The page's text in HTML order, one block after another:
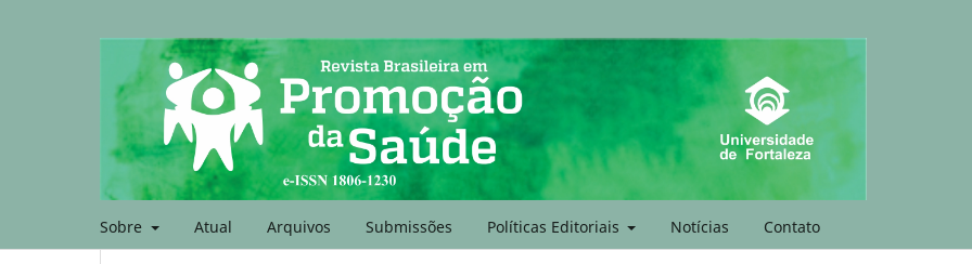
Sobre Atual Arquivos Submissões Políticas Editoriais Notícias Contato